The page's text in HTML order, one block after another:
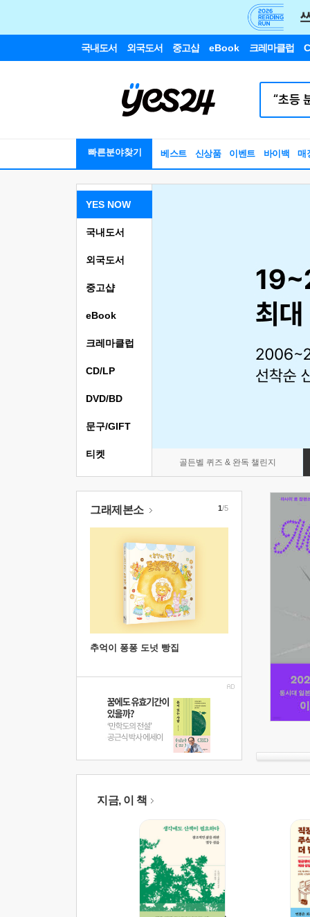
국내도서 외국도서 중고샵 eBook 크레마클럽
빠른분야찾기 베스트 신상품 이벤트 바이백 매
YES NOW
골든벨 퀴즈 & 완독 챌린지
국내도서
외국도서
중고샵
eBook
크레마클럽
CD/LP
DVD/BD
문구/GIFT
티켓
그래제본소
추억이 퐁퐁 도넛 빵집
1/5
지금, 이 책